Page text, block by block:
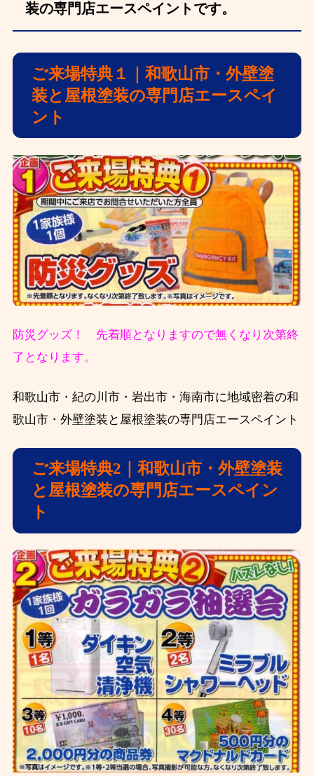
装の専門店エースペイントです。
ご来場特典１｜和歌山市・外壁塗
装と屋根塗装の専門店エースペイ
ント
防災グッズ！ 先着順となりますので無くなり次第終
了となります。
和歌山市・紀の川市・岩出市・海南市に地域密着の和
歌山市・外壁塗装と屋根塗装の専門店エースペイント
ご来場特典2｜和歌山市・外壁塗装
と屋根塗装の専門店エースペイン
ト